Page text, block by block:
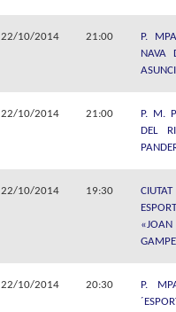
22/10/2014 21:00
P.
NAVA
22/10/2014 21:00
P. M.
DEL
22/10/2014 19:30
CIUTAT
«JOAN
22/10/2014 20:30
P.